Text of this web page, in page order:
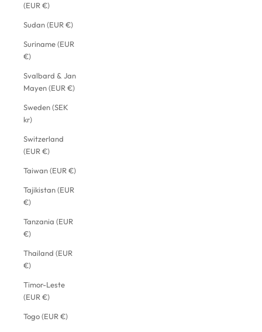
(EUR €)
Sudan (EUR €)
Suriname (EUR
€)
Svalbard & Jan
Mayen (EUR €)
Sweden (SEK
kr)
Switzerland
(EUR €)
Taiwan (EUR €)
Tajikistan (EUR
€)
Tanzania (EUR
€)
Thailand (EUR
€)
Timor-Leste
(EUR €)
Togo (EUR €)